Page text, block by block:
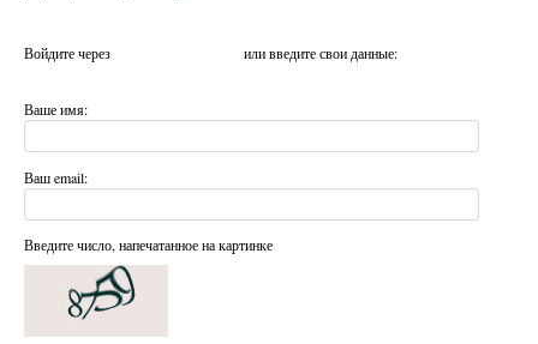
Войдите через или введите свои данные:
Ваше имя:
Ваш email:
Введите число, напечатанное на картинке